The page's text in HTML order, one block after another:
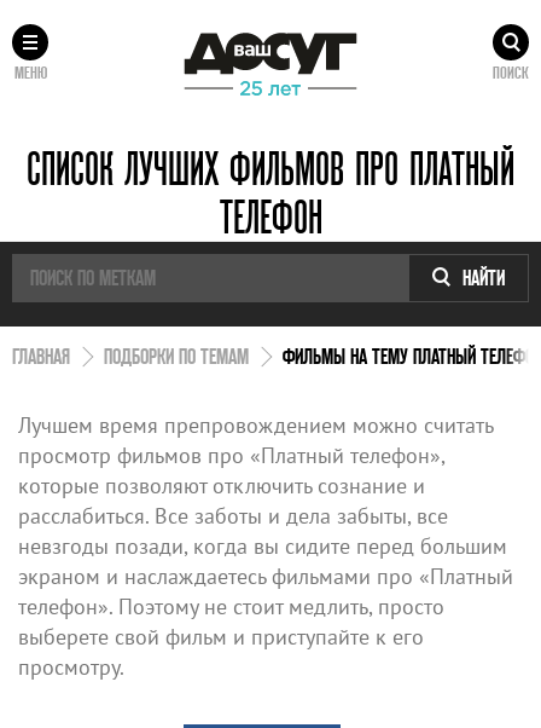
МЕНЮ ПОИСК
СПИСОК ЛУЧШИХ ФИЛЬМОВ ПРО ПЛАТНЫЙ
ТЕЛЕФОН
НАЙТИ
ГЛАВНАЯ ПОДБОРКИ ПО ТЕМАМ ФИЛЬМЫ НА ТЕМУ ПЛАТНЫЙ ТЕЛЕФОН
Лучшем время препровождением можно считать
просмотр фильмов про «Платный телефон»,
которые позволяют отключить сознание и
расслабиться. Все заботы и дела забыты, все
невзгоды позади, когда вы сидите перед большим
экраном и наслаждаетесь фильмами про «Платный
телефон». Поэтому не стоит медлить, просто
выберете свой фильм и приступайте к его
просмотру.